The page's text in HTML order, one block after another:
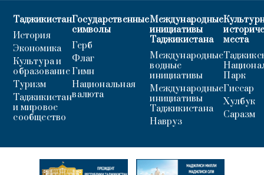
Таджикистан
История
Экономика
Культура и
образование
Туризм
Таджикистан
и мировое
сообщество
Государственные
символы
Герб
Флаг
Гимн
Национальная
валюта
Международные
инициативы
Таджикистана
Международные
водные
инициативы
Международные
инициативы
Таджикистана
Навруз
места
Парк
Гиссар
Хулбук
Саразм